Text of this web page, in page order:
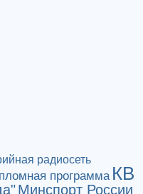
радиосеть
программа КВ
Минспорт России